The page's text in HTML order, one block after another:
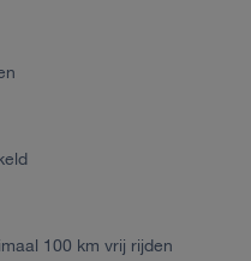
100 km vrij rijden